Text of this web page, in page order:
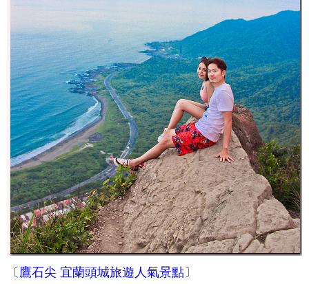
〔鷹石尖 宜蘭頭城旅遊人氣景點〕